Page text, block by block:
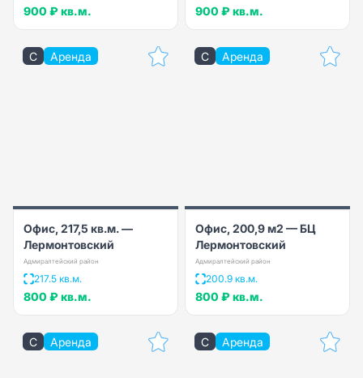
900 ₽ кв.м. 900 ₽ кв.м.
C Аренда
Офис, 217,5 кв.м. —
Лермонтовский
Адмиралтейский район
217.5 кв.м.
800 ₽ кв.м.
C Аренда
Офис, 200,9 м2 — БЦ
Лермонтовский
Адмиралтейский район
200.9 кв.м.
800 ₽ кв.м.
C Аренда C Аренда